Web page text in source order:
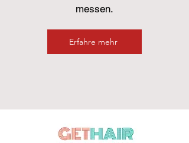
messen.
Erfahre mehr